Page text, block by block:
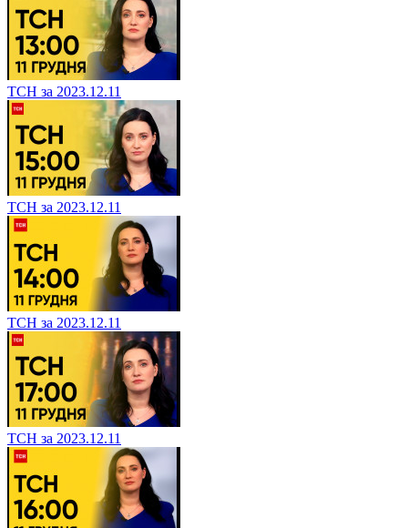
ТСН за 2023.12.11
ТСН за 2023.12.11
ТСН за 2023.12.11
ТСН за 2023.12.11